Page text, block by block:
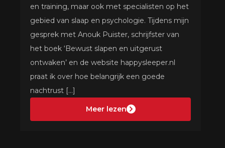
en training, maar ook met specialisten op het
gebied van slaap en psychologie. Tijdens mijn
gesprek met Anouk Puister, schrijfster van
het boek ‘Bewust slapen en uitgerust
ontwaken’ en de website happysleeper.nl
praat ik over hoe belangrijk een goede
nachtrust […]
Meer lezen